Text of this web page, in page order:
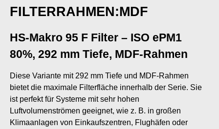
FILTERRAHMEN:MDF
HS-Makro 95 F Filter – ISO ePM1
80%, 292 mm Tiefe, MDF-Rahmen
Diese Variante mit 292 mm Tiefe und MDF-Rahmen
bietet die maximale Filterfläche innerhalb der Serie. Sie
ist perfekt für Systeme mit sehr hohen
Luftvolumenströmen geeignet, wie z. B. in großen
Klimaanlagen von Einkaufszentren, Flughäfen oder